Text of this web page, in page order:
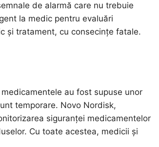
de alarmă care nu trebuie
la medic pentru evaluări
și tratament, cu consecințe fatale.
au fost supuse unor
temporare. Novo Nordisk,
siguranței medicamentelor
Cu toate acestea, medicii și